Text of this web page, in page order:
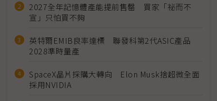
2027全年記憶體產能提前售罄 買家「祕而不
宣」只怕買不夠
英特爾EMIB良率達標 聯發科第2代ASIC產品
2028準時量產
SpaceX晶片採購大轉向 Elon Musk捨超微全面
採用NVIDIA